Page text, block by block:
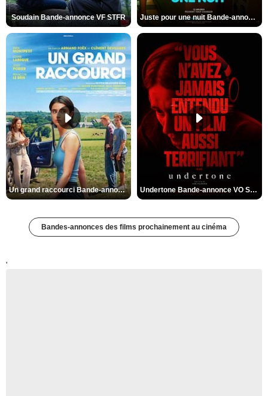
Soudain Bande-annonce VF STFR Juste pour une nuit Bande-annonce VO STFR
Un grand raccourci Bande-annonce VF Undertone Bande-annonce VO STFR
Bandes-annonces des films prochainement au cinéma
'